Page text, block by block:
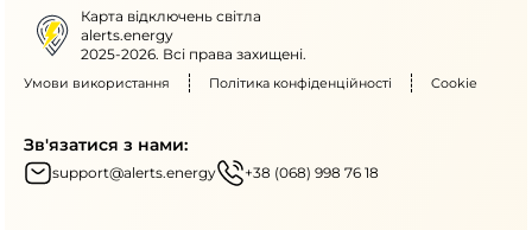
Карта відключень світла
alerts.energy
2025-2026. Всі права захищені.
Умови використання Політика конфіденційності Cookie
Зв'язатися з нами:
support@alerts.energy +38 (068) 998 76 18